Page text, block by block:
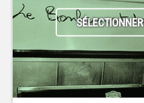
SÉLECTIONNER